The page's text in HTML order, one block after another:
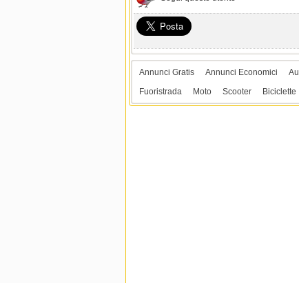
Annunci Gratis Annunci Economici
Fuoristrada
Moto Scooter Biciclette